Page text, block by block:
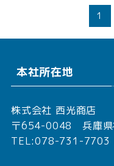
1
本社所在地
株式会社 西光商店
〒654-0048 兵庫県
TEL:078-731-7703